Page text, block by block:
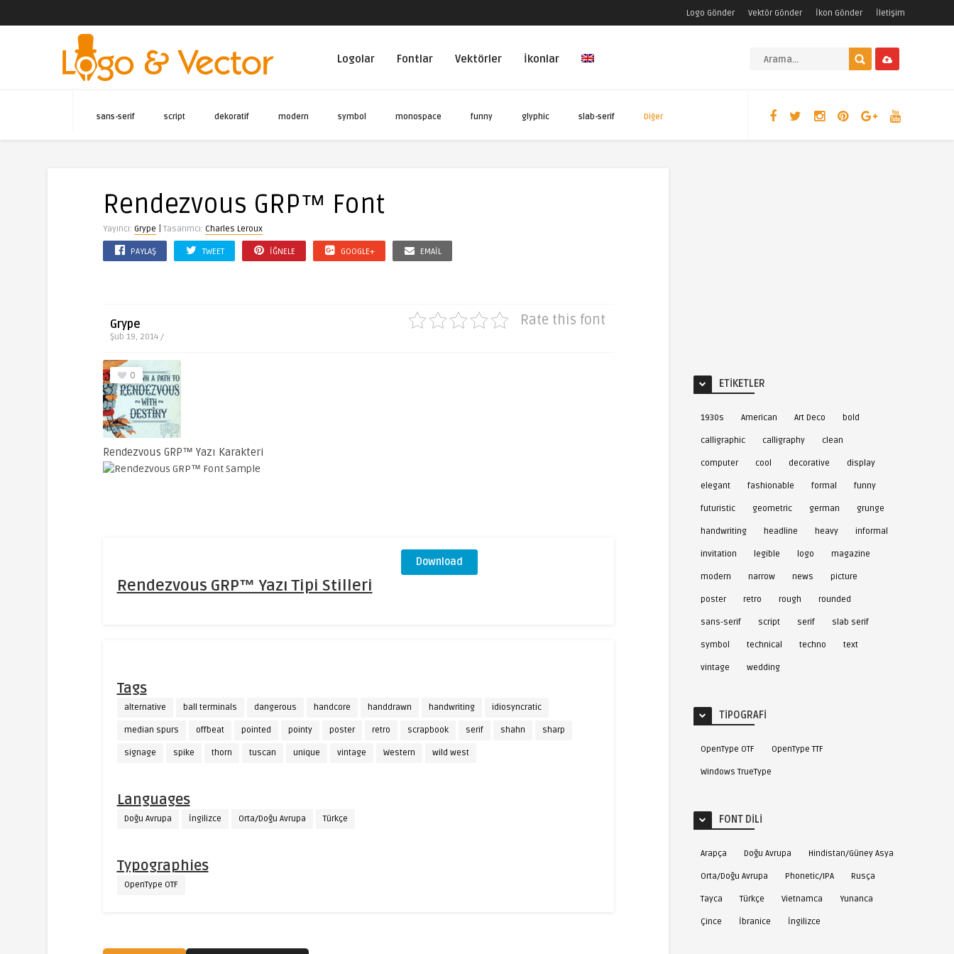
Logo Gönder Vektör Gönder İkon Gönder İletişim
Logolar Fontlar Vektörler İkonlar
sans-serif script dekoratif modern symbol monospace funny glyphic slab-serif Diğer
Rendezvous GRP™ Font
Yayıncı: Grype |Tasarımcı: Charles Leroux
PAYLAŞ TWEET İĞNELE GOOGLE+ EMAIL
Grype
Şub 19, 2014 /
Rate this font
Download
0
Rendezvous GRP™ Yazı Karakteri
Rendezvous GRP™ Yazı Tipi Stilleri
Tags
alternative ball terminals dangerous handcore handdrawn handwriting idiosyncratic
median spurs offbeat pointed pointy poster retro scrapbook serif shahn sharp
signage spike thorn tuscan unique vintage Western wild west
Languages
Doğu Avrupa İngilizce Orta/Doğu Avrupa Türkçe
Typographies
OpenType OTF
ETIKETLER
1930s American Art Deco bold
calligraphic calligraphy clean
computer cool decorative display
elegant fashionable formal funny
futuristic geometric german grunge
handwriting headline heavy informal
invitation legible logo magazine
modern narrow news picture
poster retro rough rounded
sans-serif script serif slab serif
symbol technical techno text
vintage wedding
TIPOGRAFI
OpenType OTF OpenType TTF
Windows TrueType
FONT DILI
Arapça Doğu Avrupa Hindistan/Güney Asya
Orta/Doğu Avrupa Phonetic/IPA Rusça
Tayca Türkçe Vietnamca Yunanca
Çince İbranice İngilizce